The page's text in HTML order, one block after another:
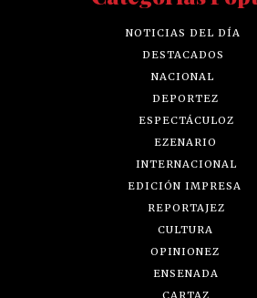
NOTICIAS DEL DÍA
DESTACADOS
NACIONAL
DEPORTEZ
ESPECTÁCULOZ
EZENARIO
INTERNACIONAL
EDICIÓN IMPRESA
REPORTAJEZ
CULTURA
OPINIONEZ
ENSENADA
CARTAZ